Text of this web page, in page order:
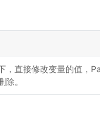
，直接修改变量的值，
。